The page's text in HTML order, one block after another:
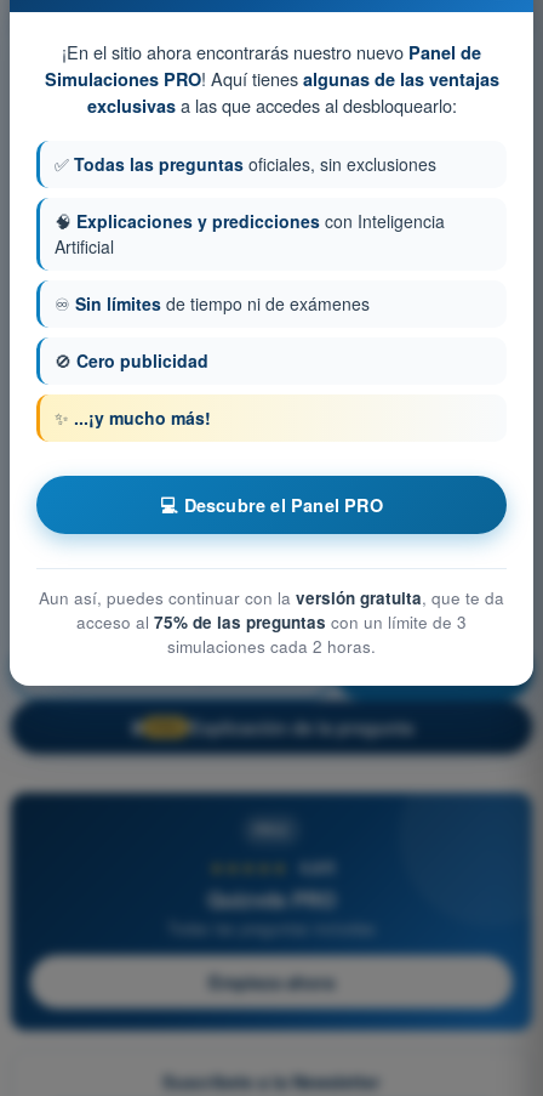
🔒 Explicación de la pregunta
4,6/5
Quizvds PRO
Empieza ahora
Suscríbete a la Newsletter
¡En el sitio ahora encontrarás nuestro nuevo Panel de
Simulaciones PRO! Aquí tienes algunas de las ventajas
exclusivasa las que accedes al desbloquearlo:
✅ Todas las preguntas oficiales, sin exclusiones
🧠 Explicaciones y predicciones con Inteligencia
Artificial
♾️ Sin límites de tiempo ni de exámenes
🚫 Cero publicidad
✨ ...¡y mucho más!
💻 Descubre el Panel PRO
Aun así, puedes continuar con la versión gratuita, que te da
acceso al 75% de las preguntas con un límite de 3
simulaciones cada 2 horas.